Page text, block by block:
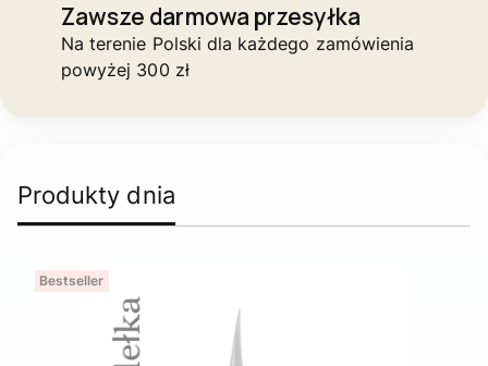
Zawsze darmowa przesyłka
Na terenie Polski dla każdego zamówienia
powyżej 300 zł
Produkty dnia
Bestseller